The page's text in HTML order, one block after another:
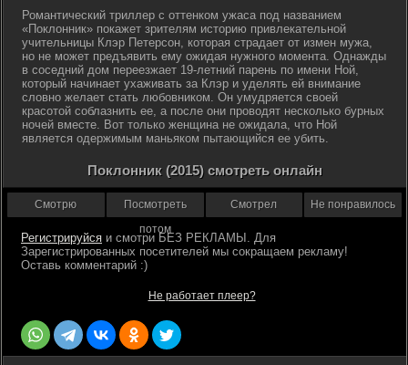
Романтический триллер с оттенком ужаса под названием
«Поклонник» покажет зрителям историю привлекательной
учительницы Клэр Петерсон, которая страдает от измен мужа,
но не может предъявить ему ожидая нужного момента. Однажды
в соседний дом переезжает 19-летний парень по имени Ной,
который начинает ухаживать за Клэр и уделять ей внимание
словно желает стать любовником. Он умудряется своей
красотой соблазнить ее, а после они проводят несколько бурных
ночей вместе. Вот только женщина не ожидала, что Ной
является одержимым маньяком пытающийся ее убить.
Поклонник (2015) смотреть онлайн
Смотрю
Посмотреть
потом
Смотрел Не понравилось
Регистрируйся
Не работает плеер?